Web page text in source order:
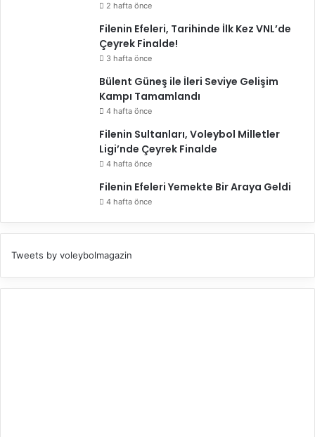
2 hafta önce
Filenin Efeleri, Tarihinde İlk Kez VNL’de
Çeyrek Finalde!
3 hafta önce
Bülent Güneş ile İleri Seviye Gelişim
Kampı Tamamlandı
4 hafta önce
Filenin Sultanları, Voleybol Milletler
Ligi’nde Çeyrek Finalde
4 hafta önce
Filenin Efeleri Yemekte Bir Araya Geldi
4 hafta önce
Tweets by voleybolmagazin